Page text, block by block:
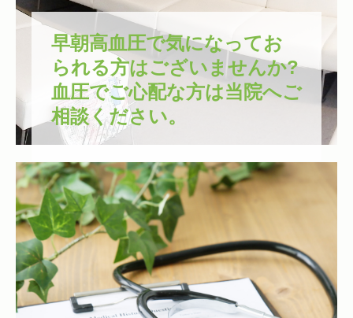
早朝高血圧で気になってお
られる方はございませんか?
血圧でご心配な方は当院へご
相談ください。